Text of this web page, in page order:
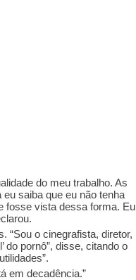
do meu trabalho. As
saiba que eu não tenha
fosse vista dessa forma. Eu
“Sou o cinegrafista, diretor,
do pornô”, disse, citando o
em decadência.”